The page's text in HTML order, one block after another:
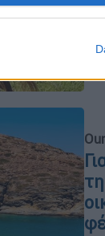
Η